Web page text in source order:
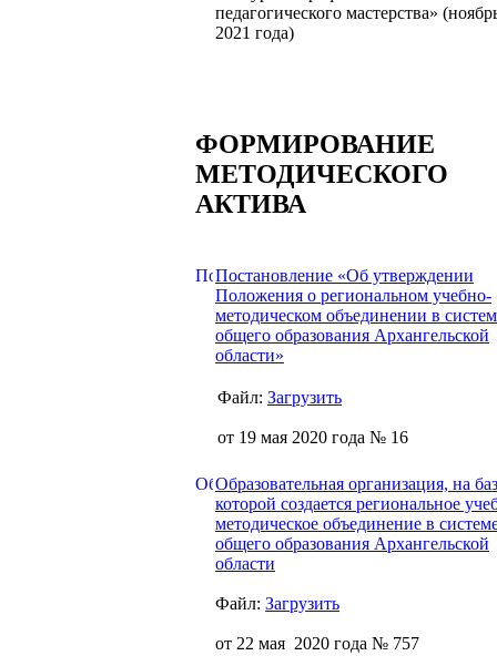
педагогического мастерства»
2021 года)
ФОРМИРОВАНИЕ
МЕТОДИЧЕСКОГО
АКТИВА
Постановление «Об утверждении
Положения о региональном учебно-
методическом объединении в
общего образования Архангельской
области»
Файл: Загрузить
от 19 мая 2020 года № 16
Образовательная организация, на
которой создается региональное
методическое объединение в
общего образования Архангельской
области
Файл: Загрузить
от 22 мая 2020 года № 757